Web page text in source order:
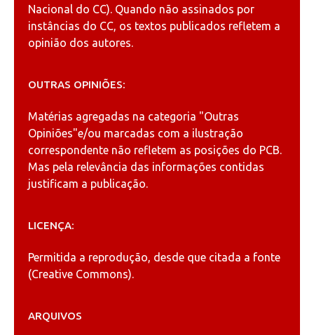
Nacional do CC). Quando não assinados por
instâncias do CC, os textos publicados refletem a
opinião dos autores.
OUTRAS OPINIÕES:
Matérias agregadas na categoria "Outras
Opiniões"e/ou marcadas com a ilustração
correspondente não refletem as posições do PCB.
Mas pela relevância das informações contidas
justificam a publicação.
LICENÇA:
Permitida a reprodução, desde que citada a fonte
(Creative Commons).
ARQUIVOS